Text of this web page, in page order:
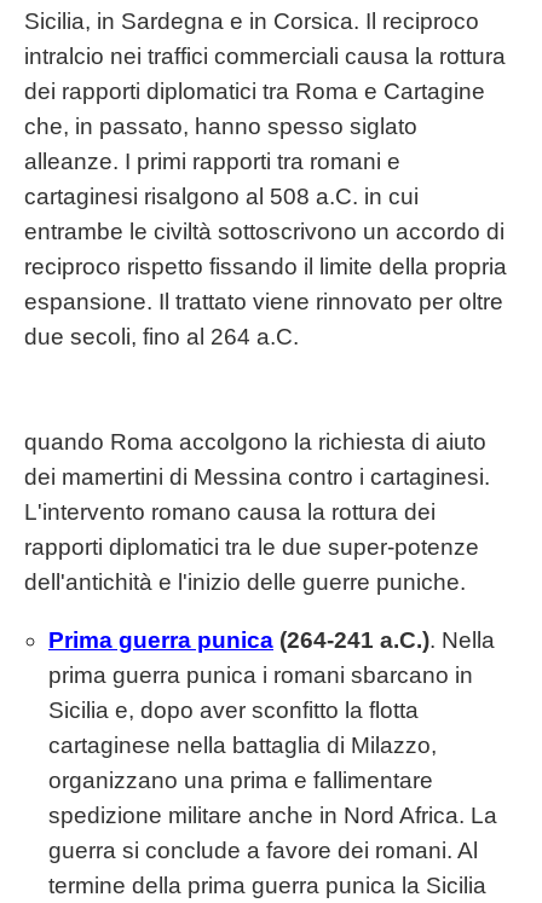
Sicilia, in Sardegna e in Corsica. Il reciproco
intralcio nei traffici commerciali causa la rottura
dei rapporti diplomatici tra Roma e Cartagine
che, in passato, hanno spesso siglato
alleanze. I primi rapporti tra romani e
cartaginesi risalgono al 508 a.C. in cui
entrambe le civiltà sottoscrivono un accordo di
reciproco rispetto fissando il limite della propria
espansione. Il trattato viene rinnovato per oltre
due secoli, fino al 264 a.C.
quando Roma accolgono la richiesta di aiuto
dei mamertini di Messina contro i cartaginesi.
L'intervento romano causa la rottura dei
rapporti diplomatici tra le due super-potenze
dell'antichità e l'inizio delle guerre puniche.
Prima guerra punica (264-241 a.C.). Nella
prima guerra punica i romani sbarcano in
Sicilia e, dopo aver sconfitto la flotta
cartaginese nella battaglia di Milazzo,
organizzano una prima e fallimentare
spedizione militare anche in Nord Africa. La
guerra si conclude a favore dei romani. Al
termine della prima guerra punica la Sicilia